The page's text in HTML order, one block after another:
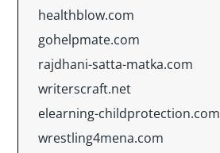
healthblow.com
gohelpmate.com
rajdhani-satta-matka.com
writerscraft.net
elearning-childprotection.com
wrestling4mena.com